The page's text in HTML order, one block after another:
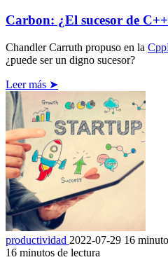
Carbon: ¿El sucesor de
Chandler Carruth propuso en la
¿puede ser un digno sucesor?
Leer más ➤
productividad 2022-07-29 16
16 minutos de lectura